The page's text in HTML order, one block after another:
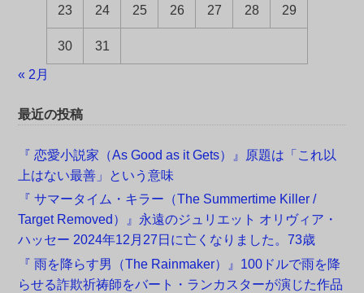
23 24 25 26 27 28 29
30 31
« 2月
最近の投稿
『 恋愛小説家（As Good as it Gets）』原題は「これ以
上はない最善」という意味
『 サマータイム・キラー（The Summertime Killer /
Target Removed）』永遠のジュリエット オリヴィア・
ハッセー 2024年12月27日に亡くなりました。73歳
『 雨を降らす男（The Rainmaker）』100ドルで雨を降
らせる詐欺祈祷師をバート・ランカスターが演じた作品